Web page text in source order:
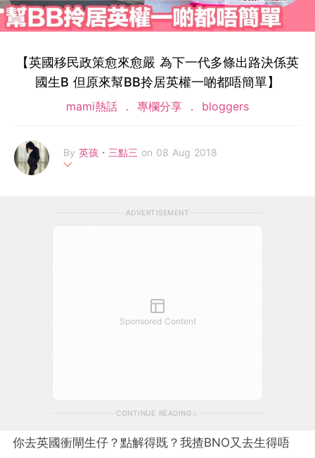
【英國移民政策愈來愈嚴 為下一代多條出路決係英
國生B 但原來幫BB拎居英權一啲都唔簡單】
mami熱話 專欄分享 bloggers
By 英孩・三點三 on 08 Aug 2018
ADVERTISEMENT
Sponsored Content
CONTINUE READING
你去英國衝閘生仔？點解得既？我揸BNO又去生得唔